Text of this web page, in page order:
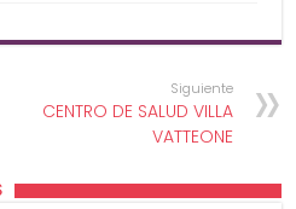
Siguiente
CENTRO DE SALUD VILLA
VATTEONE